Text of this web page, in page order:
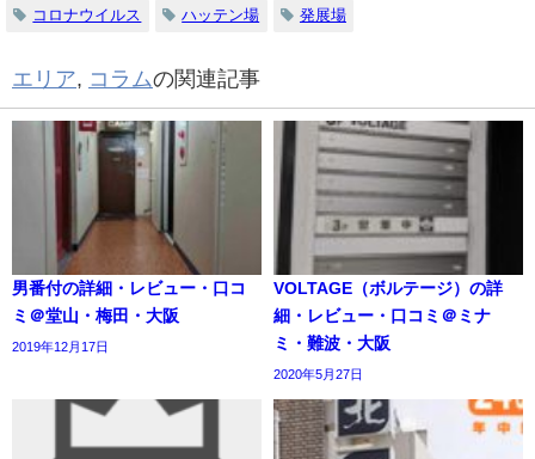
コロナウイルス ハッテン場 発展場
エリア, コラムの関連記事
男番付の詳細・レビュー・口コ
ミ＠堂山・梅田・大阪
2019年12月17日
VOLTAGE（ボルテージ）の詳
細・レビュー・口コミ＠ミナ
ミ・難波・大阪
2020年5月27日